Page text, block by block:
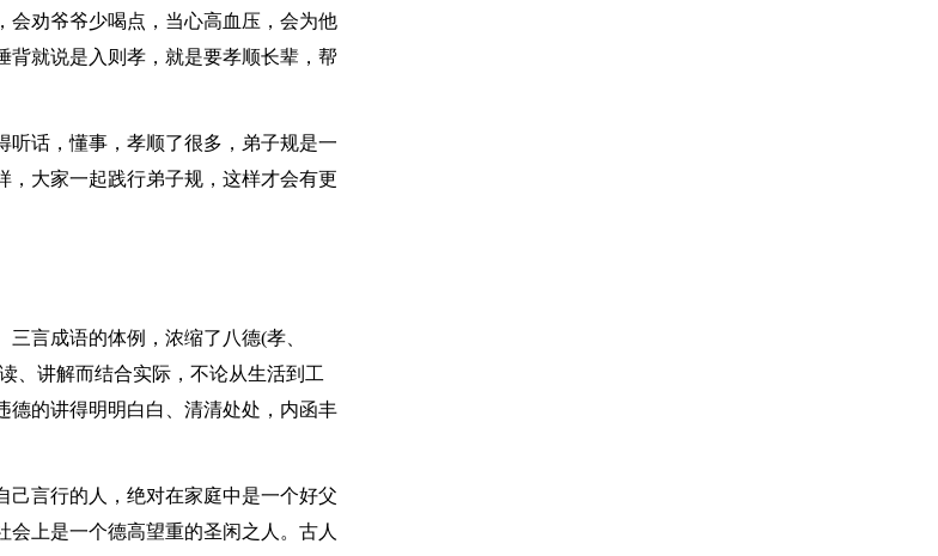
会劝爷爷少喝点，当心高血压，会为他
背就说是入则孝，就是要孝顺长辈，帮
听话，懂事，孝顺了很多，弟子规是一
，大家一起践行弟子规，这样才会有更
言成语的体例，浓缩了八德(孝、
、讲解而结合实际，不论从生活到工
德的讲得明明白白、清清处处，内函丰
己言行的人，绝对在家庭中是一个好父
上是一个德高望重的圣闲之人。古人